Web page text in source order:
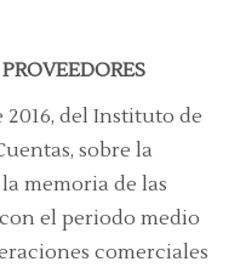
2016, del Instituto de
sobre la
memoria de las
el periodo medio
comerciales